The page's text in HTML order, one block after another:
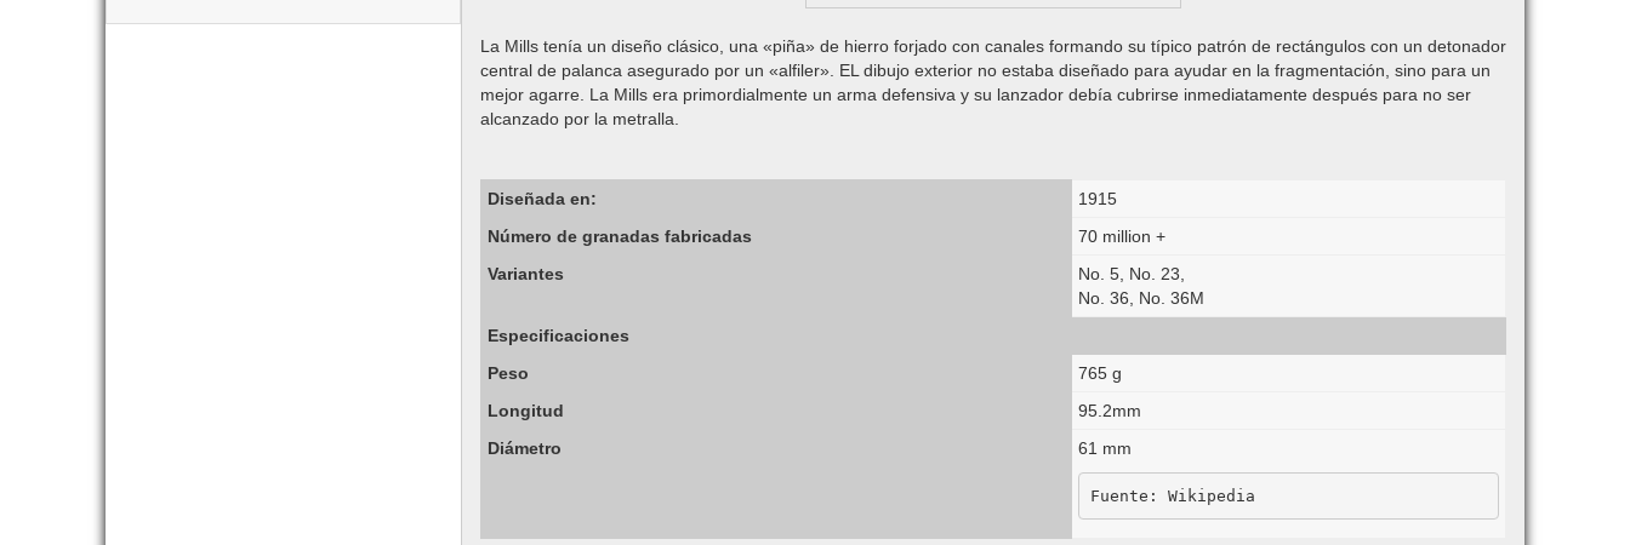
La Mills tenía un diseño clásico, una «piña» de hierro forjado con canales formando su típico patrón de rectángulos con un detonador
central de palanca asegurado por un «alfiler». EL dibujo exterior no estaba diseñado para ayudar en la fragmentación, sino para un
mejor agarre. La Mills era primordialmente un arma defensiva y su lanzador debía cubrirse inmediatamente después para no ser
alcanzado por la metralla.
Diseñada en:
1915
Número de granadas fabricadas
70 million +
Variantes
No. 5, No. 23,
No. 36, No. 36M
Especificaciones
Peso
765 g
Longitud
95.2mm
Diámetro
61 mm
Fuente: Wikipedia